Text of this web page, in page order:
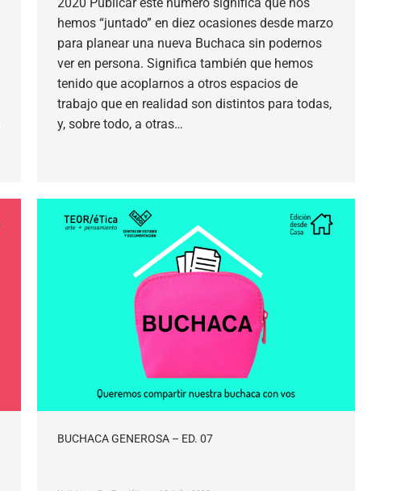
hemos “juntado” en diez ocasiones desde marzo
para planear una nueva Buchaca sin podernos
ver en persona. Significa también que hemos
tenido que acoplarnos a otros espacios de
trabajo que en realidad son distintos para todas,
y, sobre todo, a otras…
BUCHACA GENEROSA – ED. 07